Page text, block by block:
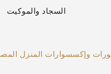
السجاد والموكيت
وإكسسوارات المنزل